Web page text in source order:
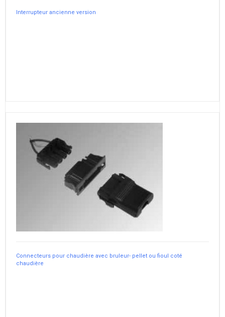
Interrupteur ancienne version
Connecteurs pour chaudière avec bruleur- pellet ou fioul coté
chaudière